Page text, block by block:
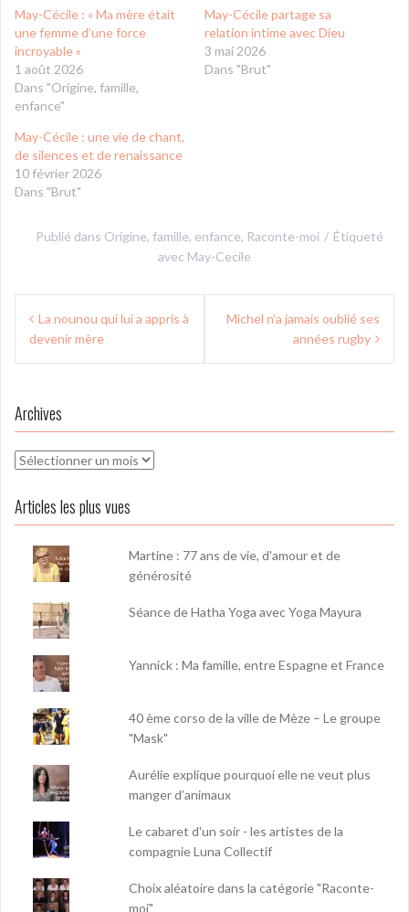
May-Cécile : « Ma mère était
une femme d’une force
incroyable »
1 août 2026
Dans "Origine, famille,
enfance"
May-Cécile partage sa
relation intime avec Dieu
3 mai 2026
Dans "Brut"
May-Cécile : une vie de chant,
de silences et de renaissance
10 février 2026
Dans "Brut"
Publié dans Origine, famille, enfance, Raconte-moi
Étiqueté
avec May-Cecile
Navigation
deLa nounou qui lui a appris à
devenir mère
Michel n’a jamais oublié ses
années rugby
Archives
Archives
Articles les plus vues
Martine : 77 ans de vie, d'amour et de
générosité
Séance de Hatha Yoga avec Yoga Mayura
Yannick : Ma famille, entre Espagne et France
40 ème corso de la ville de Mèze – Le groupe
"Mask"
Aurélie explique pourquoi elle ne veut plus
manger d’animaux
Le cabaret d'un soir - les artistes de la
compagnie Luna Collectif
Choix aléatoire dans la catégorie "Raconte-
moi"